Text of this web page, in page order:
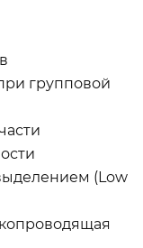
групповой
(Low